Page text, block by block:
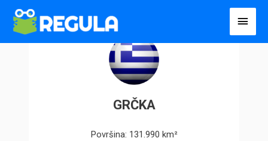
Пређи
GRČKA
Površina: 131.990 km²